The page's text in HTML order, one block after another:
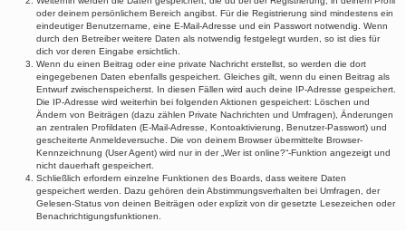
oder deinem persönlichem Bereich angibst. Für die Registrierung sind mindestens ein
eindeutiger Benutzername, eine E-Mail-Adresse und ein Passwort notwendig. Wenn
durch den Betreiber weitere Daten als notwendig festgelegt wurden, so ist dies für
dich vor deren Eingabe ersichtlich.
Wenn du einen Beitrag oder eine private Nachricht erstellst, so werden die dort
eingegebenen Daten ebenfalls gespeichert. Gleiches gilt, wenn du einen Beitrag als
Entwurf zwischenspeicherst. In diesen Fällen wird auch deine IP-Adresse gespeichert.
Die IP-Adresse wird weiterhin bei folgenden Aktionen gespeichert: Löschen und
Ändern von Beiträgen (dazu zählen Private Nachrichten und Umfragen), Änderungen
an zentralen Profildaten (E-Mail-Adresse, Kontoaktivierung, Benutzer-Passwort) und
gescheiterte Anmeldeversuche. Die von deinem Browser übermittelte Browser-
Kennzeichnung (User Agent) wird nur in der „Wer ist online?“-Funktion angezeigt und
nicht dauerhaft gespeichert.
Schließlich erfordern einzelne Funktionen des Boards, dass weitere Daten
gespeichert werden. Dazu gehören dein Abstimmungsverhalten bei Umfragen, der
Gelesen-Status von deinen Beiträgen oder explizit von dir gesetzte Lesezeichen oder
Benachrichtigungsfunktionen.